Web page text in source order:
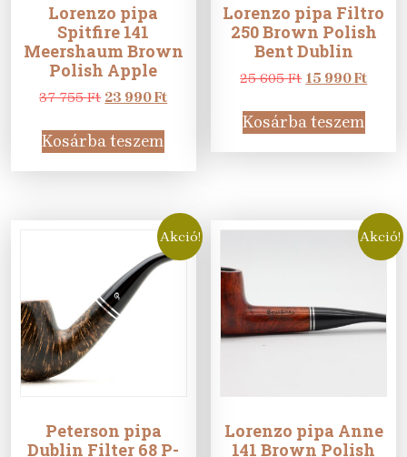
Lorenzo pipa
Spitfire 141
Meershaum Brown
Polish Apple
37 755Ft Original
was:
37
755 Ft.
23 990FtCurrent
990 Ft.
Kosárba teszem
Lorenzo pipa Filtro
250 Brown Polish
Bent Dublin
25 605Ft Original
was:
25
605 Ft.
15 990Ft
990
Kosárba teszem
Akció!
Peterson pipa
Dublin Filter 68 P-
Akció!
Lorenzo pipa Anne
141 Brown Polish